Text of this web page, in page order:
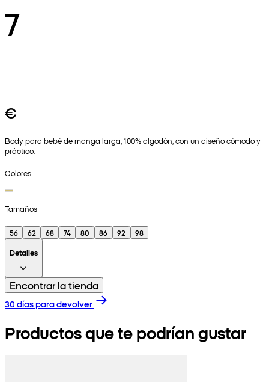
7
€
Body para bebé de manga larga, 100% algodón, con un diseño cómodo y
práctico.
Colores
Tamaños
56 62 68 74 80 86 92
98
Detalles
Encontrar la tienda
30 días para devolver
Productos que te podrían gustar